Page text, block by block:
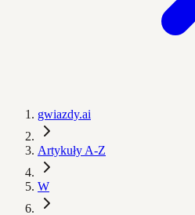
gwiazdy.ai
Artykuły A-Z
W